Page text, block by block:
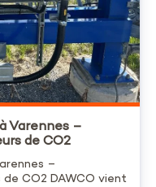
Varennes –
de CO2
–
CO2 DAWCO vient